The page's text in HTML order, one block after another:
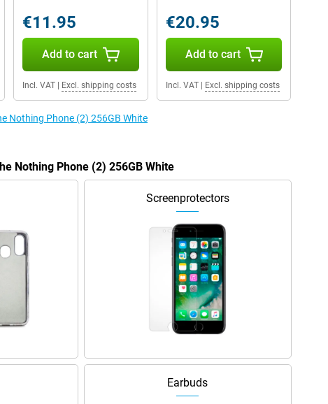
€11.95
Add to cart
Incl. VAT| Excl. shipping costs
€20.95
Add to cart
Incl. VAT| Excl. shipping costs
Nothing Phone (2) 256GB White
Nothing Phone (2) 256GB White
Screenprotectors
Earbuds